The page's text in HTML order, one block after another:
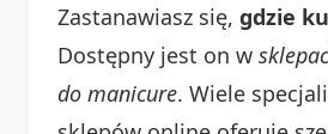
Zastanawiasz się, gdzie
Dostępny jest on w
do manicure. Wiele